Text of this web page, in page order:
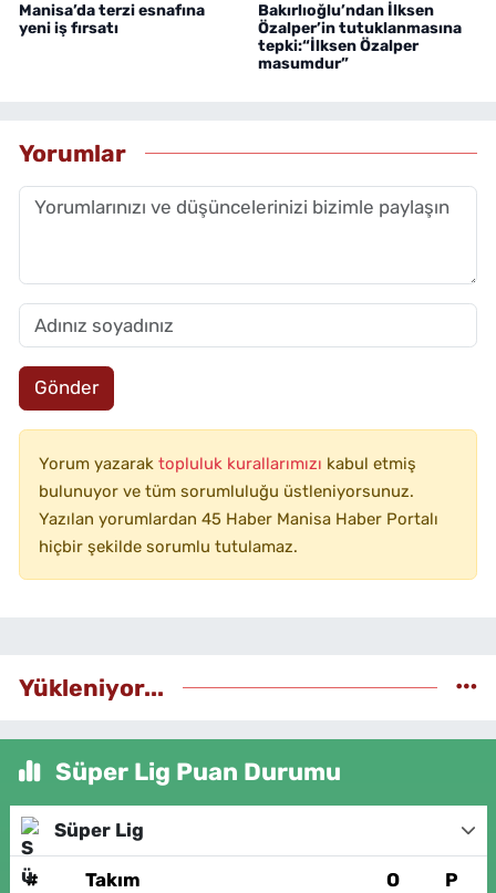
Manisa’da terzi esnafına
yeni iş fırsatı
Bakırlıoğlu’ndan İlksen
Özalper’in tutuklanmasına
tepki:“İlksen Özalper
masumdur”
Yorumlar
Gönder
Yorum yazarak topluluk kurallarımızı kabul etmiş
bulunuyor ve tüm sorumluluğu üstleniyorsunuz.
Yazılan yorumlardan 45 Haber Manisa Haber Portalı
hiçbir şekilde sorumlu tutulamaz.
Yükleniyor...
Süper Lig Puan Durumu
Süper Lig
# Takım O P